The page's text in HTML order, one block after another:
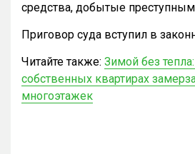
средства, добытые
Приговор суда вступил в
Читайте также: Зимой без
собственных квартирах
многоэтажек